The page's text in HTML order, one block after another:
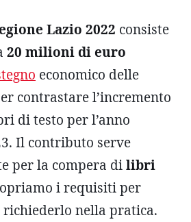
Lazio 2022 consiste
20 milioni di euro
economico delle
contrastare l’incremento
di testo per l’anno
Il contributo serve
per la compera dilibri
i requisiti per
richiederlo nella pratica.